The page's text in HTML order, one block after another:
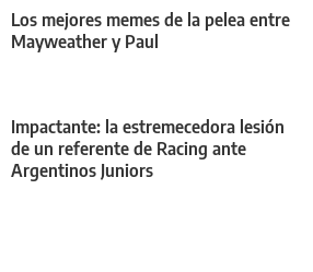
Los mejores memes de la pelea entre
Mayweather y Paul
Impactante: la estremecedora lesión
de un referente de Racing ante
Argentinos Juniors